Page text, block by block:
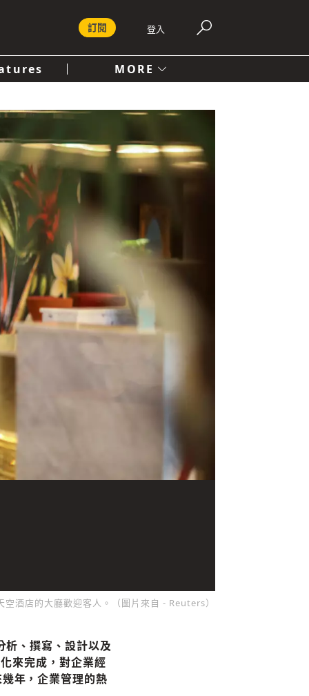
登入
訂閱
MORE
酒店的大廳歡迎客人。（圖片來自 - Reuters）
、撰寫、設計以及
來完成，對企業經
年，企業管理的熱